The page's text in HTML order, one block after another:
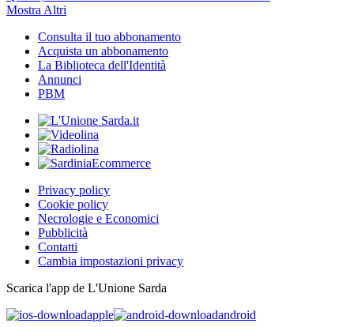
Mostra Altri
Consulta il tuo abbonamento
Acquista un abbonamento
La Biblioteca dell'Identità
Annunci
PBM
Privacy policy
Cookie policy
Necrologie e Economici
Pubblicità
Contatti
Cambia impostazioni privacy
Scarica l'app de L'Unione Sarda
apple
android